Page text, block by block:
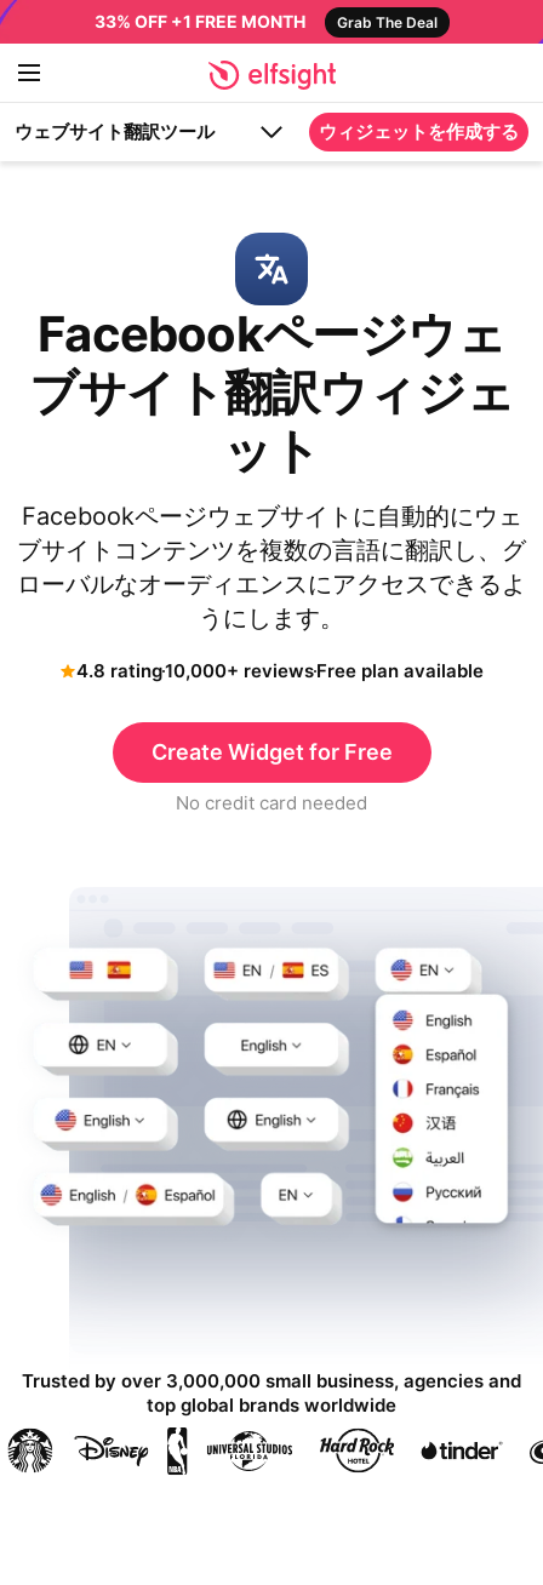
33% OFF +1 FREE MONTH Grab The Deal
ウェブサイト翻訳ツール ウィジェットを作成する
Facebookページウェ
ブサイト翻訳ウィジェ
ット
Facebookページウェブサイトに自動的にウェ
ブサイトコンテンツを複数の言語に翻訳し、グ
ローバルなオーディエンスにアクセスできるよ
うにします。
4.8 rating10,000+ reviewsFree plan available
Create Widget for Free
No credit card needed
Trusted by over 3,000,000 small business, agencies and
top global brands worldwide